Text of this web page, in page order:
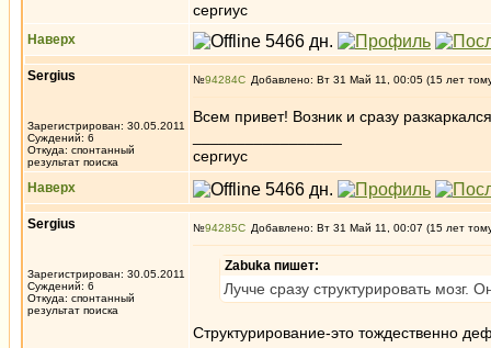
сергиус
Наверх
Sergius
Зарегистрирован: 30.05.2011
Суждений: 6
Откуда: спонтанный
результат поиска
№94284 Добавлено: Вт 31 Май 11, 00:05 (15 лет
Всем привет! Возник и сразу
сергиус
Наверх
Sergius
Зарегистрирован: 30.05.2011
Суждений: 6
Откуда: спонтанный
результат поиска
№94285 Добавлено: Вт 31 Май 11, 00:07 (15 лет
Zabuka пишет:
Лучче сразу структурировать мозг.
Структурирование-это тождественно